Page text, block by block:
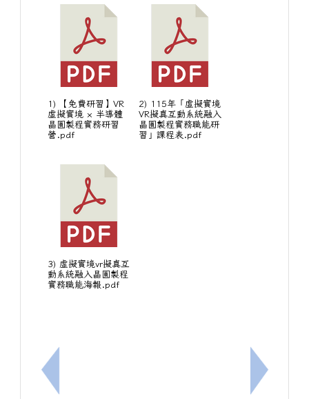
上一筆：[輔]115年度「嚴重情緒行為者精神醫療就
1) 【免費研習】VR
虛擬實境 × 半導體
晶圓製程實務研習
營.pdf
2) 115年「虛擬實境
VR擬真互動系統融入
晶圓製程實務職能研
習」課程表.pdf
3) 虛擬實境vr擬真互
動系統融入晶圓製程
實務職能海報.pdf
下一筆：